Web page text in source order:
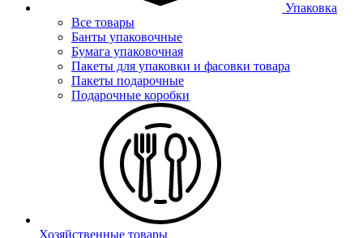
Упаковка
Все товары
Банты упаковочные
Бумага упаковочная
Пакеты для упаковки и фасовки товара
Пакеты подарочные
Подарочные коробки
Хозяйственные товары